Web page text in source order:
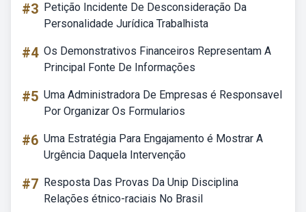
#3 Petição Incidente De Desconsideração Da
Personalidade Jurídica Trabalhista
#4 Os Demonstrativos Financeiros Representam A
Principal Fonte De Informações
#5 Uma Administradora De Empresas é Responsavel
Por Organizar Os Formularios
#6 Uma Estratégia Para Engajamento é Mostrar A
Urgência Daquela Intervenção
#7 Resposta Das Provas Da Unip Disciplina
Relações étnico-raciais No Brasil